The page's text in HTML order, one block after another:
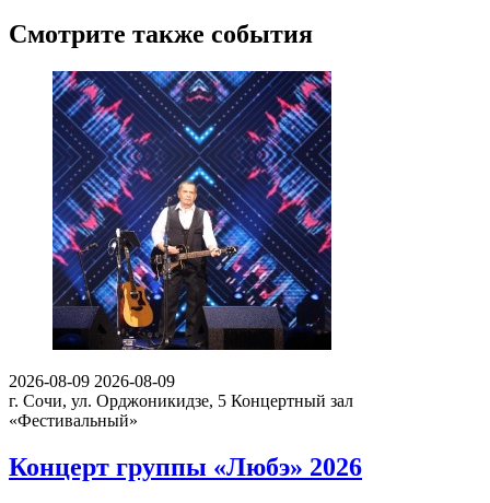
Смотрите также события
2026-08-09 2026-08-09
г. Сочи, ул. Орджоникидзе, 5 Концертный зал
«Фестивальный»
Концерт группы «Любэ» 2026